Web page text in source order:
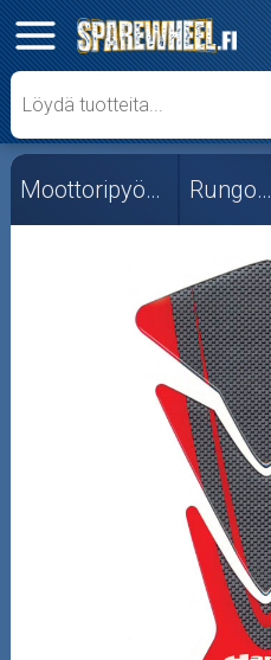
✕
Mopon osat
Skootterin osat
Crossipyörän osat
Moottoripyörän osat
Moottorikelkan osat
Mopoauton osat
Puutarha ja metsä
Moottoripyörän osat Rungon osat